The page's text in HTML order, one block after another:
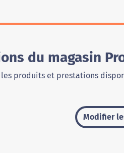
du magasin
produits et prestations
Modifier